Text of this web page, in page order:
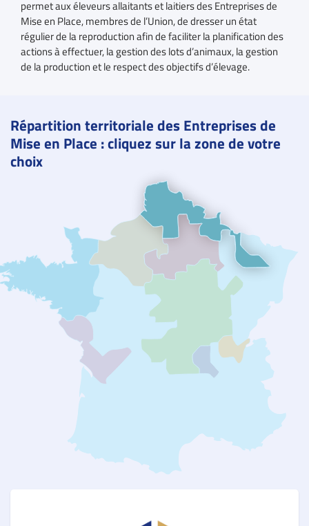
permet aux éleveurs allaitants et laitiers des Entreprises de
Mise en Place, membres de l’Union, de dresser un état
régulier de la reproduction afin de faciliter la planification des
actions à effectuer, la gestion des lots d’animaux, la gestion
de la production et le respect des objectifs d’élevage.
Répartition territoriale des Entreprises de
Mise en Place : cliquez sur la zone de votre
choix